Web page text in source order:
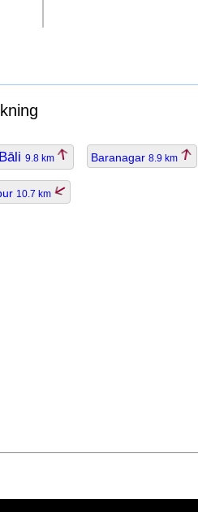
Bāli 9.8 km Baranagar 8.9 km
10.7 km